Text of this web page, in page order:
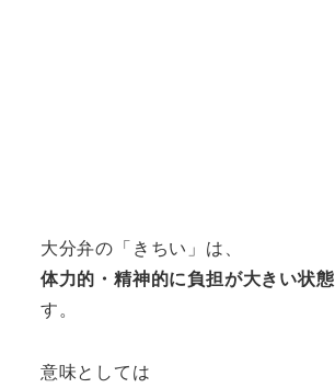
大分弁の「きちい」は、
体力的・精神的に負担が大きい状態
す。
意味としては